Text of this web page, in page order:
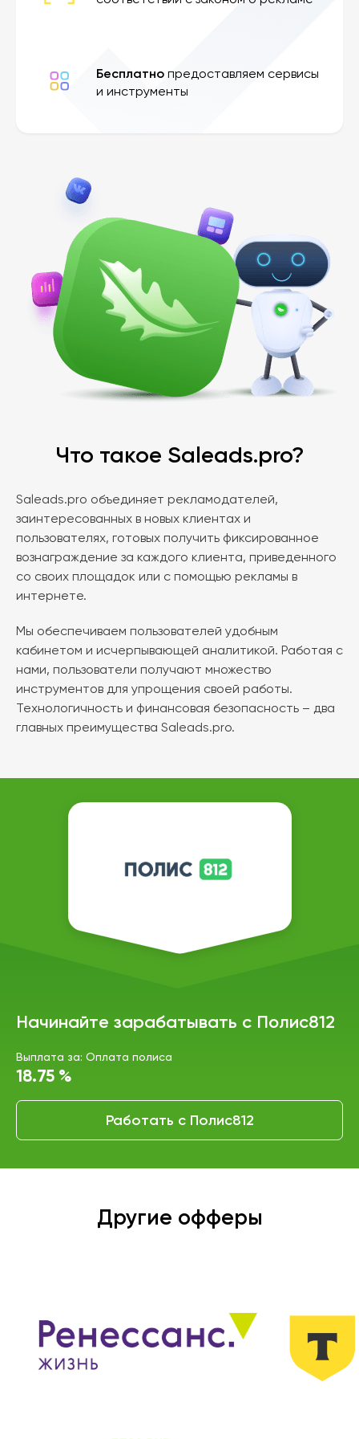
Бесплатно предоставляем сервисы
и инструменты
Что такое Saleads.pro?
Saleads.pro объединяет рекламодателей,
заинтересованных в новых клиентах и
пользователях, готовых получить фиксированное
вознаграждение за каждого клиента, приведенного
со своих площадок или с помощью рекламы в
интернете.
Мы обеспечиваем пользователей удобным
кабинетом и исчерпывающей аналитикой. Работая с
нами, пользователи получают множество
инструментов для упрощения своей работы.
Технологичность и финансовая безопасность – два
главных преимущества Saleads.pro.
Начинайте зарабатывать с Полис812
Выплата за: Оплата полиса
18.75 %
Работать с Полис812
Другие офферы